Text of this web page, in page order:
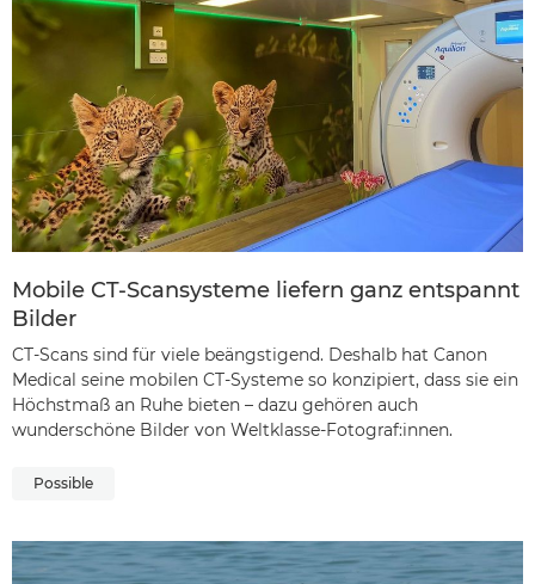
Mobile CT-Scansysteme liefern ganz entspannt
Bilder
CT-Scans sind für viele beängstigend. Deshalb hat Canon
Medical seine mobilen CT-Systeme so konzipiert, dass sie ein
Höchstmaß an Ruhe bieten – dazu gehören auch
wunderschöne Bilder von Weltklasse-Fotograf:innen.
Possible